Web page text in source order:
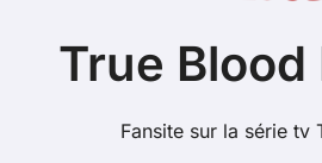
True Blood
Fansite sur la série tv